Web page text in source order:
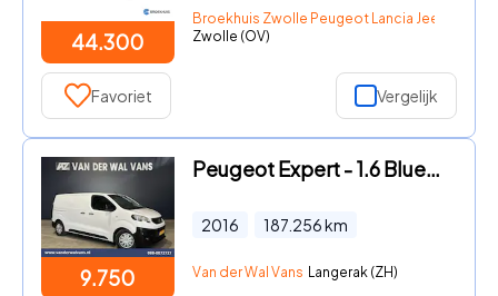
44.300
Broekhuis Zwolle Peugeot Lancia Jeep Fiat
Zwolle (OV)
Favoriet Vergelijk
9.750
Peugeot Expert - 1.6 BlueHDI 115pk L2H1 Euro6 Airco | Cruisecontrol Parkeerse
2016 187.256km
Van der Wal Vans Langerak (ZH)